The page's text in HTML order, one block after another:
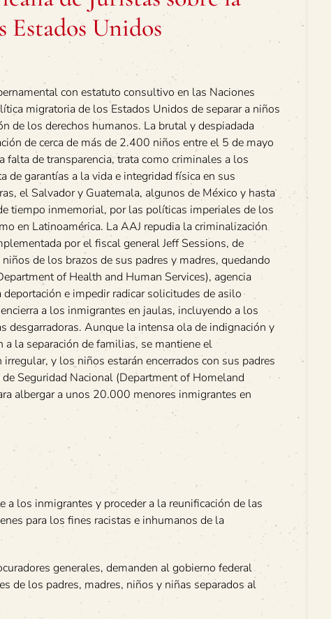
Unidos
con estatuto consultivo en las Naciones
migratoria de los Estados Unidos de separar a niños
de los derechos humanos. La brutal y despiadada
de cerca de más de 2.400 niños entre el 5 de mayo
de transparencia, trata como criminales a los
de garantías a la vida e integridad física en sus
el Salvador y Guatemala, algunos de México y hasta
tiempo inmemorial, por las políticas imperiales de los
en Latinoamérica. La AAJ repudia la criminalización
por el fiscal general Jeff Sessions, de
de los brazos de sus padres y madres, quedando
of Health and Human Services), agencia
e impedir radicar solicitudes de asilo
a los inmigrantes en jaulas, incluyendo a los
desgarradoras. Aunque la intensa ola de indignación y
la separación de familias, se mantiene el
y los niños estarán encerrados con sus padres
Seguridad Nacional (Department of Homeland
albergar a unos 20.000 menores inmigrantes en
a los inmigrantes y proceder a la reunificación de las
para los fines racistas e inhumanos de la
generales, demanden al gobierno federal
de los padres, madres, niños y niñas separados al